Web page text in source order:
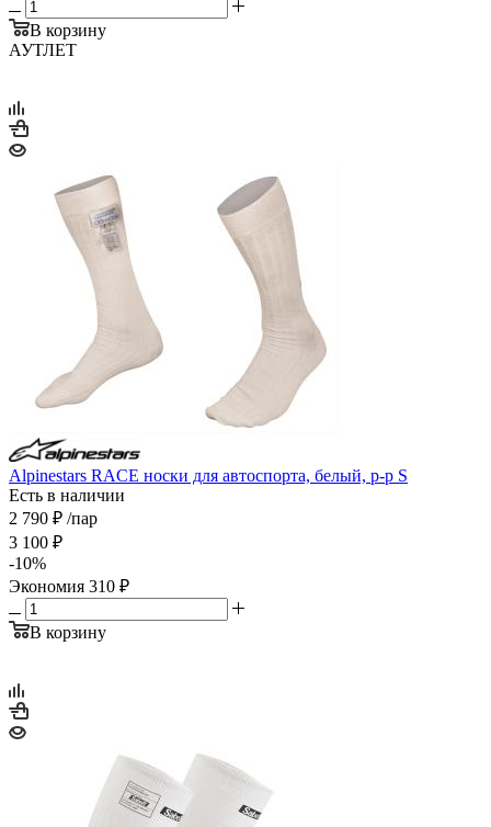
В корзину
АУТЛЕТ
Alpinestars RACE носки для автоспорта, белый, р-р S
Есть в наличии
2 790 ₽ /пар
3 100 ₽
-10%
Экономия 310 ₽
В корзину